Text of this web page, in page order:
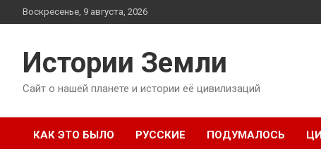
Перейти
к
Воскресенье, 9 августа, 2026
Истории Земли
Сайт о нашей планете и истории её цивилизаций
КАК ЭТО БЫЛО РУССКИЕ ПОДУМАЛОСЬ